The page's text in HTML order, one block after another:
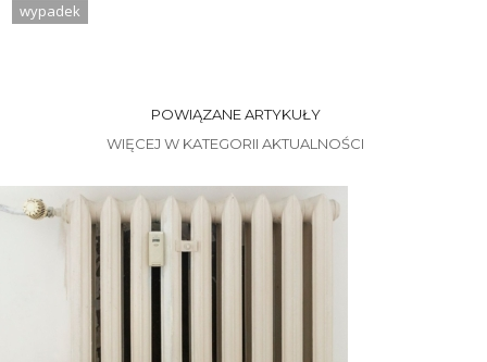
wypadek
POWIĄZANE ARTYKUŁY
WIĘCEJ W KATEGORII AKTUALNOŚCI